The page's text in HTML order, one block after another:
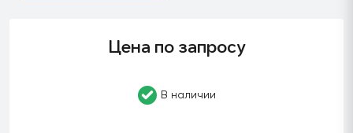
Цена по запросу
В наличии